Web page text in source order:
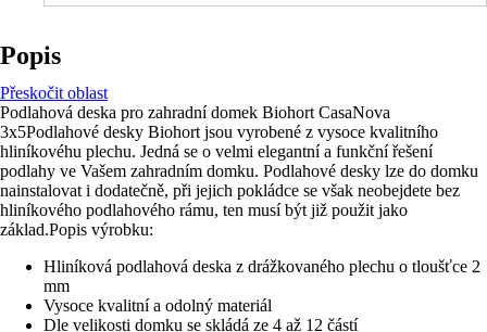
Popis
Přeskočit oblast
Podlahová deska pro zahradní domek Biohort CasaNova
3x5Podlahové desky Biohort jsou vyrobené z vysoce kvalitního
hliníkovéhu plechu. Jedná se o velmi elegantní a funkční řešení
podlahy ve Vašem zahradním domku. Podlahové desky lze do domku
nainstalovat i dodatečně, při jejich pokládce se však neobejdete bez
hliníkového podlahového rámu, ten musí být již použit jako
základ.Popis výrobku:
Hliníková podlahová deska z drážkovaného plechu o tloušťce 2
mm
Vysoce kvalitní a odolný materiál
Dle velikosti domku se skládá ze 4 až 12 částí